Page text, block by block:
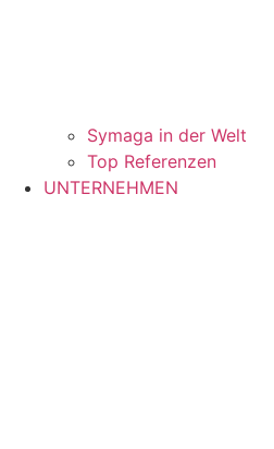
Symaga in der Welt
Top Referenzen
UNTERNEHMEN